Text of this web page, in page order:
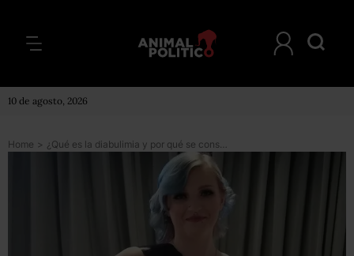
10 de agosto, 2026
Home > ¿Qué es la diabulimia y por qué se considera el trastorno alimenticio más peligroso del mundo?